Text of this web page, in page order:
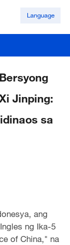
Language
Jinping:
sa
ang
ng Ika-5
of China," na